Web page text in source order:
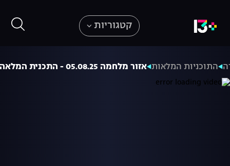
קטגוריות
התוכניות המלאות אזור מלחמה 05.08.25 - התכנית המלאה